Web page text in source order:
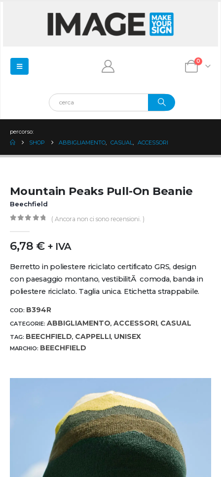
0
percorso:
SHOP
ABBIGLIAMENTO CASUAL ACCESSORI
Mountain Peaks Pull-On Beanie
Beechfield
( Ancora non ci sono recensioni. )
6,78 € + IVA
Berretto in poliestere riciclato certificato GRS, design
con paesaggio montano, vestibilitÃ comoda, banda in
poliestere riciclato. Taglia unica. Etichetta strappabile.
COD: B394R
CATEGORIE: ABBIGLIAMENTO, ACCESSORI, CASUAL
TAG: BEECHFIELD, CAPPELLI, UNISEX
MARCHIO: BEECHFIELD